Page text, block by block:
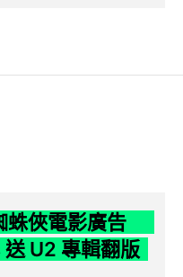
蛛俠電影廣告
U2 專輯翻版